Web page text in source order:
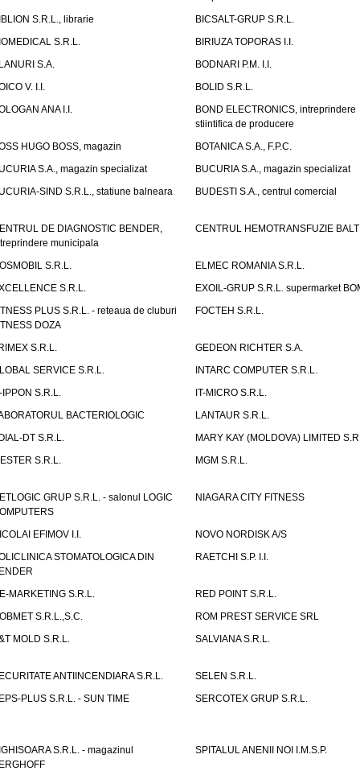
S.R.L., librarie
BICSALT-GRUP S.R.L.
S.R.L.
BIRIUZA TOPORAS I.I.
S.A.
BODNARI P.M. I.I.
V. I.I.
BOLID S.R.L.
ANA I.I.
BOND ELECTRONICS, intreprindere
stiintifica de producere
HUGO BOSS, magazin
BOTANICA S.A., F.P.C.
S.A., magazin specializat
BUCURIA S.A., magazin specializat
SIND S.R.L., statiune balneara
BUDESTI S.A., centrul comercial
DE DIAGNOSTIC BENDER,
municipala
CENTRUL HEMOTRANSFUZIE
S.R.L.
ELMEC ROMANIA S.R.L.
S.R.L.
EXOIL-GRUP S.R.L. supermarket
PLUS S.R.L. - reteaua de cluburi
DOZA
FOCTEH S.R.L.
S.R.L.
GEDEON RICHTER S.A.
SERVICE S.R.L.
INTARC COMPUTER S.R.L.
IPPON S.R.L.
IT-MICRO S.R.L.
BACTERIOLOGIC
LANTAUR S.R.L.
DT S.R.L.
MARY KAY (MOLDOVA) LIMITED
S.R.L.
MGM S.R.L.
GRUP S.R.L. - salonul LOGIC
NIAGARA CITY FITNESS
EFIMOV I.I.
NOVO NORDISK A/S
STOMATOLOGICA DIN
RAETCHI S.P. I.I.
MARKETING S.R.L.
RED POINT S.R.L.
S.R.L.,S.C.
ROM PREST SERVICE SRL
MOLD S.R.L.
SALVIANA S.R.L.
ANTIINCENDIARA S.R.L.
SELEN S.R.L.
PLUS S.R.L. - SUN TIME
SERCOTEX GRUP S.R.L.
S.R.L. - magazinul
SPITALUL ANENII NOI I.M.S.P.